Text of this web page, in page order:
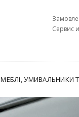
Сервис
МЕБЛІ, УМИВАЛЬНИКИ